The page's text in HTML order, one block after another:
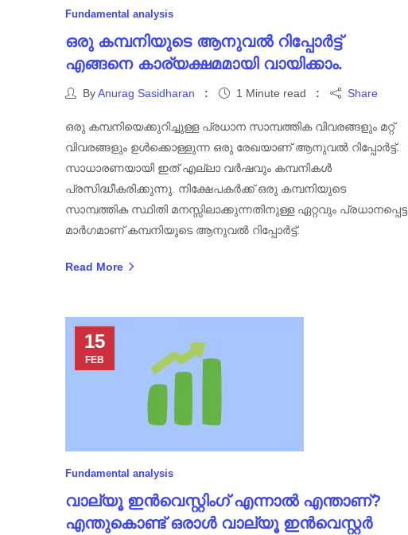
Fundamental analysis
ഒരു കമ്പനിയുടെ ആനുവൽ റിപ്പോർട്ട്
എങ്ങനെ കാര്യക്ഷമമായി വായിക്കാം.
ByAnurag Sasidharan 1 Minute read Share
ഒരു കമ്പനിയെക്കുറിച്ചുള്ള പ്രധാന സാമ്പത്തിക വിവരങ്ങളും മറ്റ്
വിവരങ്ങളും ഉൾക്കൊള്ളുന്ന ഒരു രേഖയാണ് ആനുവൽ റിപ്പോർട്ട്.
സാധാരണയായി ഇത് എല്ലാ വർഷവും കമ്പനികൾ
പ്രസിദ്ധീകരിക്കുന്നു. നിക്ഷേപകർക്ക് ഒരു കമ്പനിയുടെ
സാമ്പത്തിക സ്ഥിതി മനസ്സിലാക്കുന്നതിനുള്ള ഏറ്റവും പ്രധാനപ്പെട്ട
മാർഗമാണ് കമ്പനിയുടെ ആനുവൽ റിപ്പോർട്ട്.
Read More
15
FEB
Fundamental analysis
വാല്യൂ ഇൻവെസ്റ്റിംഗ് എന്നാൽ എന്താണ്?
എന്തുകൊണ്ട് ഒരാൾ വാല്യൂ ഇൻവെസ്റ്റർ